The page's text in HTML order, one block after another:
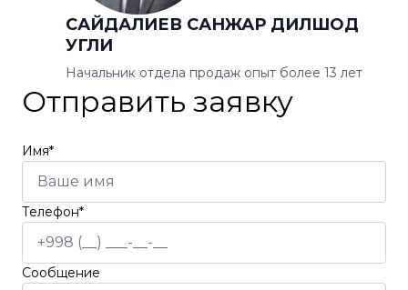
САЙДАЛИЕВ САНЖАР ДИЛШОД
УГЛИ
Начальник отдела продаж опыт более 13 лет
Отправить заявку
Имя*
Телефон*
Сообщение